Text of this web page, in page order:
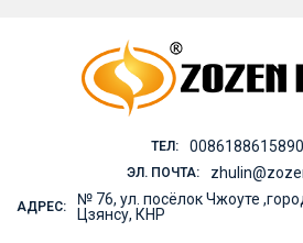
ТЕЛ:
ЭЛ. ПОЧТА:
АДРЕС:
№ 76, ул. посёлок Чжоуте
Цзянсу, КНР